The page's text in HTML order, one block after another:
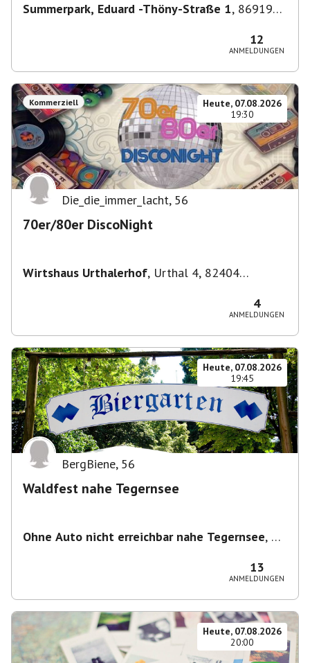
Summerpark, Eduard -Thöny-Straße 1, 86919
12
ANMELDUNGEN
Kommerziell
Heute, 07.08.2026
19:30
Die_die_immer_lacht, 56
70er/80er DiscoNight
Wirtshaus Urthalerhof, Urthal 4, 82404
4
ANMELDUNGEN
Heute, 07.08.2026
19:45
BergBiene, 56
Waldfest nahe Tegernsee
Ohne Auto nicht erreichbar nahe Tegernsee, 1
13
ANMELDUNGEN
Heute, 07.08.2026
20:00